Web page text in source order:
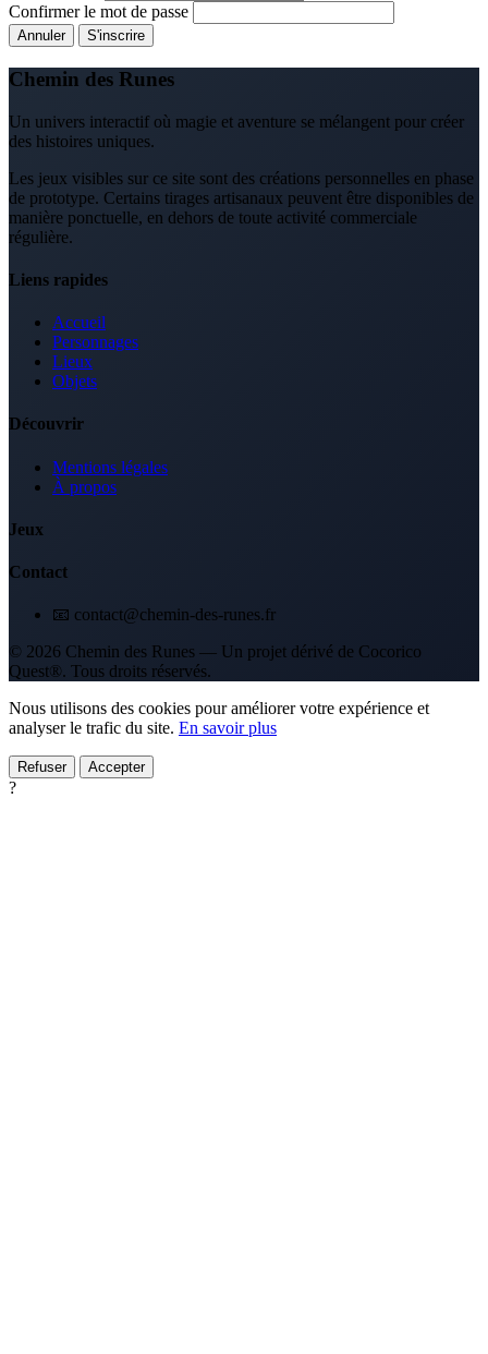
Confirmer le mot de passe
Annuler S'inscrire
Chemin des Runes
Un univers interactif où magie et aventure se mélangent pour créer
des histoires uniques.
Les jeux visibles sur ce site sont des créations personnelles en phase
de prototype. Certains tirages artisanaux peuvent être disponibles de
manière ponctuelle, en dehors de toute activité commerciale
régulière.
Liens rapides
Accueil
Personnages
Lieux
Objets
Découvrir
Mentions légales
À propos
Jeux
Contact
📧 contact@chemin-des-runes.fr
© 2026 Chemin des Runes — Un projet dérivé de Cocorico
Quest®. Tous droits réservés.
Nous utilisons des cookies pour améliorer votre expérience et
analyser le trafic du site. En savoir plus
Refuser Accepter
?